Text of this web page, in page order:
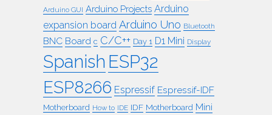
Arduino GUI Arduino Projects Arduino
expansion board Arduino Uno Bluetooth
BNC Board c C/C++ Day 1 D1 Mini Display
Spanish ESP32
ESP8266 Espressif Espressif-IDF
Motherboard How to IDE IDF Motherboard Mini